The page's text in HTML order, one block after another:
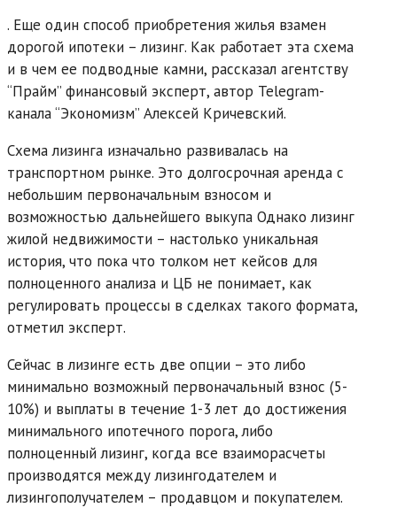
. Еще один способ приобретения жилья взамен
дорогой ипотеки – лизинг. Как работает эта схема
и в чем ее подводные камни, рассказал агентству
“Прайм” финансовый эксперт, автор Telegram-
канала “Экономизм” Алексей Кричевский.
Схема лизинга изначально развивалась на
транспортном рынке. Это долгосрочная аренда с
небольшим первоначальным взносом и
возможностью дальнейшего выкупа Однако лизинг
жилой недвижимости – настолько уникальная
история, что пока что толком нет кейсов для
полноценного анализа и ЦБ не понимает, как
регулировать процессы в сделках такого формата,
отметил эксперт.
Сейчас в лизинге есть две опции – это либо
минимально возможный первоначальный взнос (5-
10%) и выплаты в течение 1-3 лет до достижения
минимального ипотечного порога, либо
полноценный лизинг, когда все взаиморасчеты
производятся между лизингодателем и
лизингополучателем – продавцом и покупателем.